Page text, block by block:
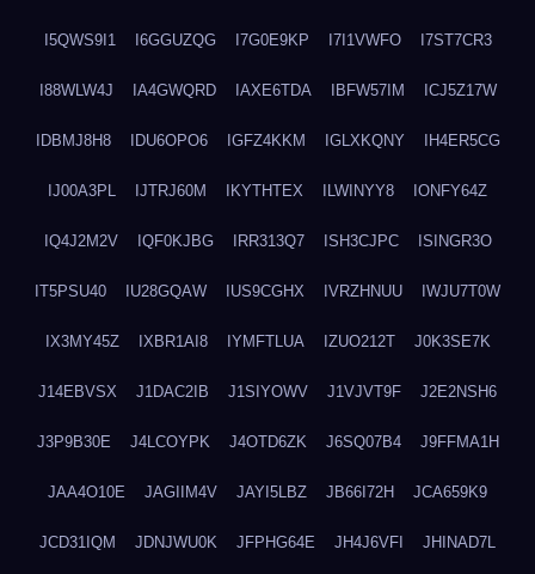
I5QWS9I1 I6GGUZQG I7G0E9KP I7I1VWFO I7ST7CR3
I88WLW4J IA4GWQRD IAXE6TDA IBFW57IM ICJ5Z17W
IDBMJ8H8 IDU6OPO6 IGFZ4KKM IGLXKQNY IH4ER5CG
IJ00A3PL IJTRJ60M IKYTHTEX ILWINYY8 IONFY64Z
IQ4J2M2V IQF0KJBG IRR313Q7 ISH3CJPC ISINGR3O
IT5PSU40 IU28GQAW IUS9CGHX IVRZHNUU IWJU7T0W
IX3MY45Z IXBR1AI8 IYMFTLUA IZUO212T J0K3SE7K
J14EBVSX J1DAC2IB J1SIYOWV J1VJVT9F J2E2NSH6
J3P9B30E J4LCOYPK J4OTD6ZK J6SQ07B4 J9FFMA1H
JAA4O10E JAGIIM4V JAYI5LBZ JB66I72H JCA659K9
JCD31IQM JDNJWU0K JFPHG64E JH4J6VFI JHINAD7L